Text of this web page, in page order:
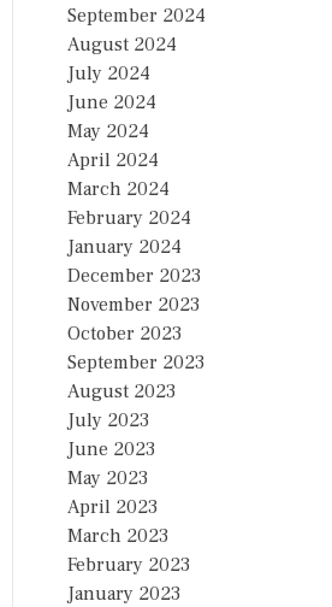
September 2024
August 2024
July 2024
June 2024
May 2024
April 2024
March 2024
February 2024
January 2024
December 2023
November 2023
October 2023
September 2023
August 2023
July 2023
June 2023
May 2023
April 2023
March 2023
February 2023
January 2023